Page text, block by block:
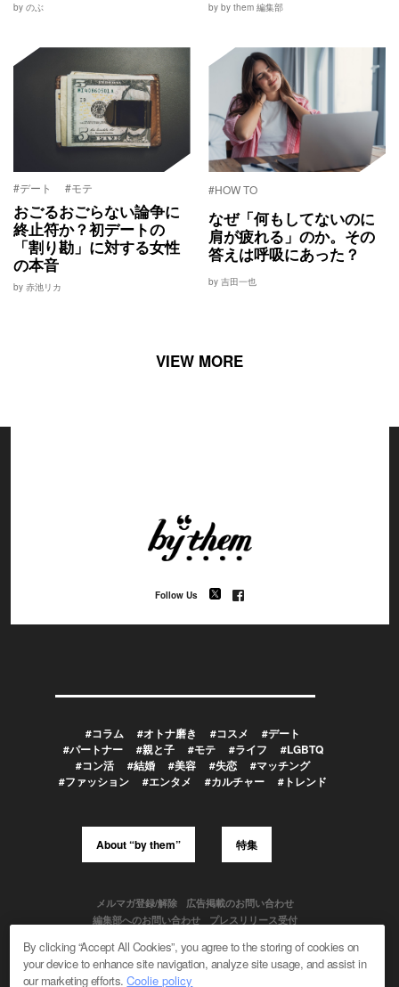
by のぶ by by them 編集部
#デート #モテ
おごるおごらない論争に
終止符か？初デートの
「割り勘」に対する女性
の本音
by 赤池リカ
#HOW TO
なぜ「何もしてないのに
肩が疲れる」のか。その
答えは呼吸にあった？
by 吉田一也
VIEW MORE
Follow Us
#コラム #オトナ磨き #コスメ
#デート
#パートナー
#親と子 #モテ #ライフ
#LGBTQ
#コン活
#結婚 #美容 #失恋
#マッチング
#ファッション
#エンタメ #カルチャー #トレンド
About “by them” 特集
メルマガ登録/解除
広告掲載のお問い合わせ
編集部へのお問い合わせ
プレスリリース受付
By clicking “Accept All Cookies”, you agree to the storing of cookies on
your device to enhance site navigation, analyze site usage, and assist in
our marketing efforts.Coolie policy